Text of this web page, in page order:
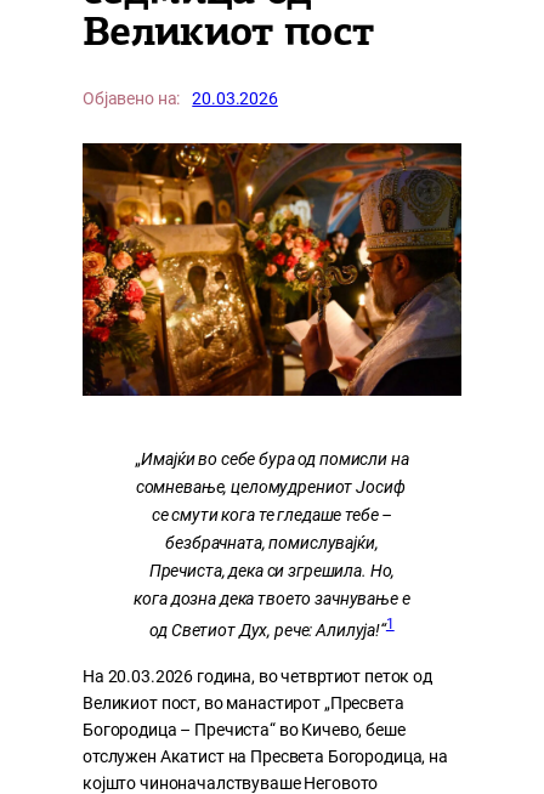
Великиот пост
Објавено на: 20.03.2026
„Имајќи во себе бура од помисли на
сомневање, целомудрениот Јосиф
се смути кога те гледаше тебе –
безбрачната, помислувајќи,
Пречиста, дека си згрешила. Но,
кога дозна дека твоето зачнување е
од Светиот Дух, рече: Алилуја!“1
На 20.03.2026 година, во четвртиот петок од
Великиот пост, во манастирот „Пресвета
Богородица – Пречиста“ во Кичево, беше
отслужен Акатист на Пресвета Богородица, на
којшто чиноначалствуваше Неговото